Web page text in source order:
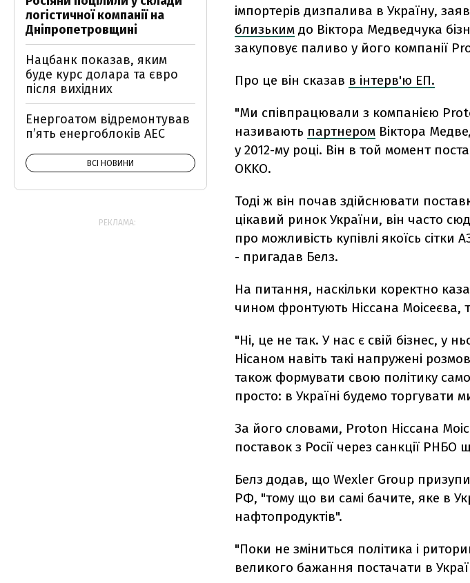
імпортерів дизпалива в Україну,
близьким до Віктора Медведчука
закуповує паливо у його компанії
Про це він сказав в інтерв'ю ЕП.
"Ми співпрацювали з компанією
називають партнером Віктора
у 2012-му році. Він в той момент
OKKO.
Тоді ж він почав здійснювати
цікавий ринок України, він часто
про можливість купівлі якоїсь
- пригадав Белз.
На питання, наскільки коректно
чином фронтують Ніссана Моісеєва,
"Ні, це не так. У нас є свій бізнес, у
Нісаном навіть такі напружені
також формувати свою політику
просто: в Україні будемо торгувати
За його словами, Proton Ніссана
поставок з Росії через санкції
Белз додав, що Wexler Group
РФ, "тому що ви самі бачите, яке в
нафтопродуктів".
"Поки не зміниться політика і
великого бажання постачати в
логістичної компанії на
Дніпропетровщині
Нацбанк показав, яким
буде курс долара та євро
після вихідних
Енергоатом відремонтував
п’ять енергоблоків АЕС
ВСІ НОВИНИ
РЕКЛАМА: